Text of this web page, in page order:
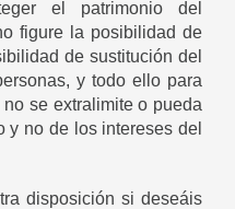
el patrimonio del
figure la posibilidad de
de sustitución del
y todo ello para
se extralimite o pueda
y no de los intereses del
disposición si deseáis